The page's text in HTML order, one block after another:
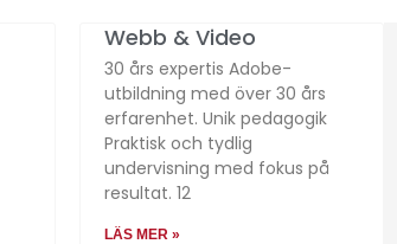
Webb & Video
30 års expertis Adobe-
utbildning med över 30 års
erfarenhet. Unik pedagogik
Praktisk och tydlig
undervisning med fokus på
resultat. 12
LÄS MER »